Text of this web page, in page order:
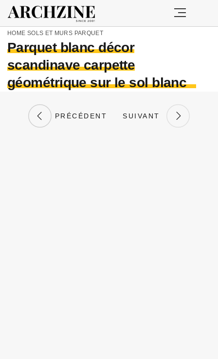
HOME SOLS ET MURS PARQUET
Parquet blanc décor
scandinave carpette
géométrique sur le sol blanc
PRÉCÉDENT SUIVANT